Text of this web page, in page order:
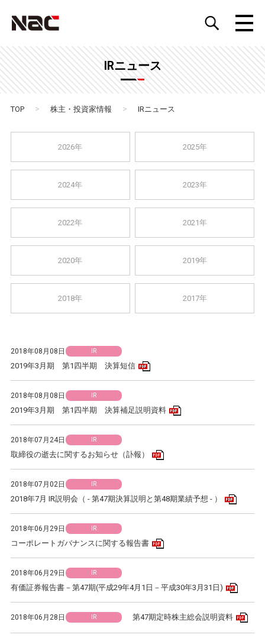
IRニュース
TOP > 株主・投資家情報 > IRニュース
2026年 2025年
2024年 2023年
2022年 2021年
2020年 2019年
2018年 2017年
2018年08月08日 IR
2019年3月期 第1四半期 決算短信
2018年08月08日 IR
2019年3月期 第1四半期 決算補足説明資料
2018年07月24日 IR
取締役の逝去に関するお知らせ（訃報）
2018年07月02日 IR
2018年7月 IR説明会（ - 第47期決算説明と第48期業績予想 - ）
2018年06月29日 IR
コーポレートガバナンスに関する報告書
2018年06月29日 IR
有価証券報告書－第47期(平成29年4月1日－平成30年3月31日)
2018年06月28日 IR 第47期定時株主総会説明資料